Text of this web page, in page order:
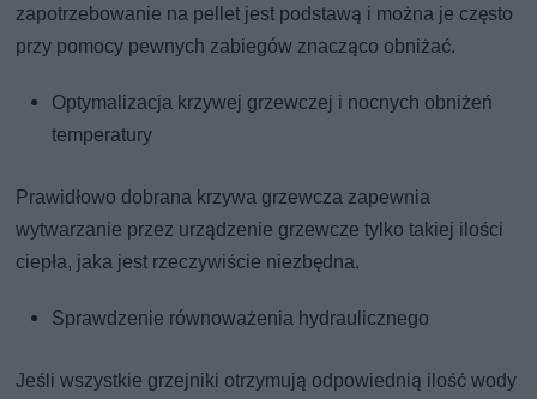
zapotrzebowanie na pellet jest podstawą i można je często
przy pomocy pewnych zabiegów znacząco obniżać.
Optymalizacja krzywej grzewczej i nocnych obniżeń
temperatury
Prawidłowo dobrana krzywa grzewcza zapewnia
wytwarzanie przez urządzenie grzewcze tylko takiej ilości
ciepła, jaka jest rzeczywiście niezbędna.
Sprawdzenie równoważenia hydraulicznego
Jeśli wszystkie grzejniki otrzymują odpowiednią ilość wody